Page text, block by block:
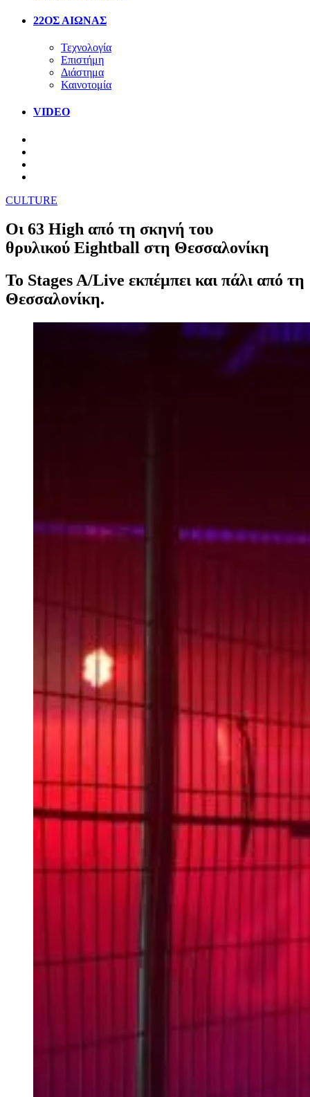
22ΟΣ ΑΙΩΝΑΣ
Τεχνολογία
Επιστήμη
Διάστημα
Καινοτομία
VIDEO
CULTURE
Οι 63 High από τη σκηνή του
θρυλικού Eightball στη Θεσσαλονίκη
Το Stages A/Live εκπέμπει και πάλι από τη
Θεσσαλονίκη.